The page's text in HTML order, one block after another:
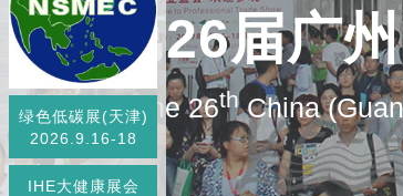
第26届广
The 26thChina
绿色低碳展(天津)
2026.9.16-18
IHE大健康展会